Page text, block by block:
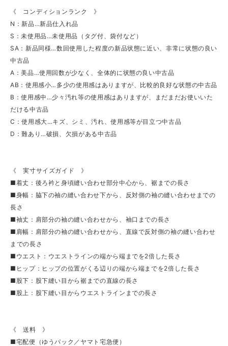
《 コンディションランク 》
N：新品…新品仕入れ品
S：未使用品…未使用品（タグ付、袋付など）
SA：新品同様…数回使用した程度の新品状態に近い、非常に状態の良い
中古品
A：美品…使用回数が少なく、全体的に状態の良い中古品
AB：使用感小…多少の使用感はありますが、比較的良好な状態の中古品
B：使用感中…少々汚れ等の使用感はありますが、まだまだお使いいた
だける中古品
C：使用感大…キズ、シミ、汚れ、使用感等が目立つ中古品
D：難あり…破損、欠損がある中古品
《 実寸サイズガイド 》
■着丈：後ろ衿と身頃縫い合わせ部分中心から、裾までの長さ
■身幅：脇下の袖の縫い合わせ下から、反対側の袖の縫い合わせまでの
長さ
■袖丈：肩部分の袖の縫い合わせから、袖口までの長さ
■肩幅：肩部分の袖の縫い合わせから、直線で反対側の袖の縫い合わせ
までの長さ
■ウエスト：ウエストラインの端から端までを2倍した長さ
■ヒップ：ヒップの位置がくる辺りの端から端までを2倍した長さ
■股下：股下縫い目から裾までの直線の長さ
■股上：股下縫い目からウエストラインまでの長さ
《 送料 》
■宅配便（ゆうパック／ヤマト宅急便）